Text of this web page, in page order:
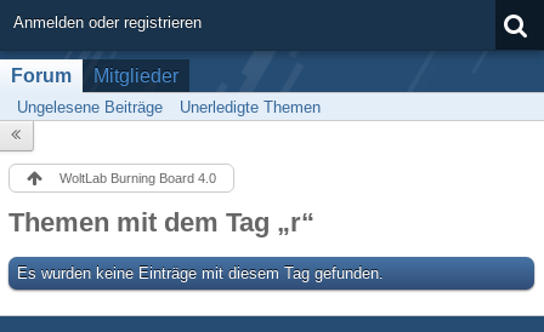
Anmelden oder registrieren
Forum Mitglieder
Ungelesene Beiträge Unerledigte Themen
WoltLab Burning Board 4.0
Themen mit dem Tag „r“
Es wurden keine Einträge mit diesem Tag gefunden.